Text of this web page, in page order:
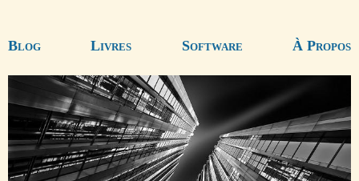
Blog Livres Software À Propos